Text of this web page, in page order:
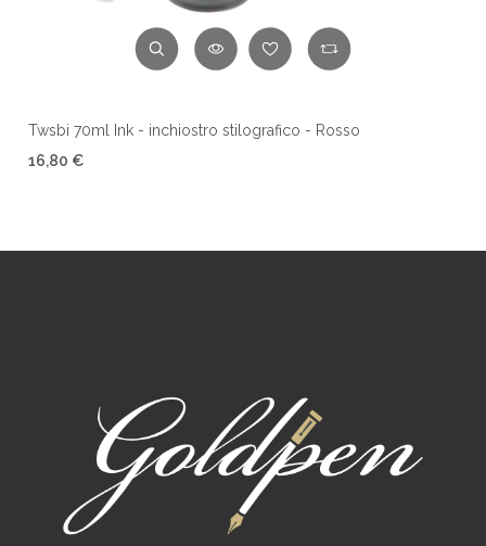
Twsbi 70ml Ink - inchiostro stilografico - Rosso
16,80 €